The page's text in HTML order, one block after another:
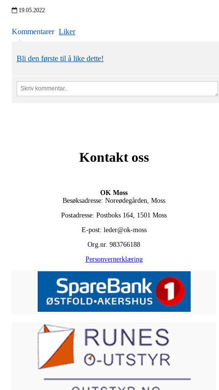
19.05.2022
Kommentarer Liker
Bli den første til å like dette!
Kontakt oss
OK Moss
Besøksadresse: Noreødegården, Moss
Postadresse: Postboks 164, 1501 Moss
E-post: leder@ok-moss
Org.nr. 983766188
Personvernerklæring